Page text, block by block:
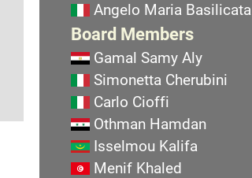
Angelo Maria Basilicata
Board Members
Gamal Samy Aly
Simonetta Cherubini
Carlo Cioffi
Othman Hamdan
Isselmou Kalifa
Menif Khaled